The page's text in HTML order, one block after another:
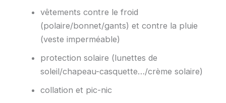
vêtements contre le froid
(polaire/bonnet/gants) et contre la pluie
(veste imperméable)
protection solaire (lunettes de
soleil/chapeau-casquette…/crème solaire)
collation et pic-nic